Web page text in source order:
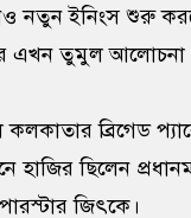
নতুন ইনিংস শুরু
এখন তুমুল আলোচনা
কলকাতার ব্রিগেড
ছিলেন
জিৎকে।